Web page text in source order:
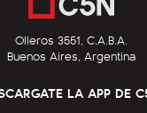
Olleros 3551, C.A.B.A.
Buenos Aires, Argentina
LA APP DE